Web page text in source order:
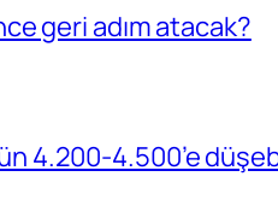
geri adım atacak?
4.200-4.500’e